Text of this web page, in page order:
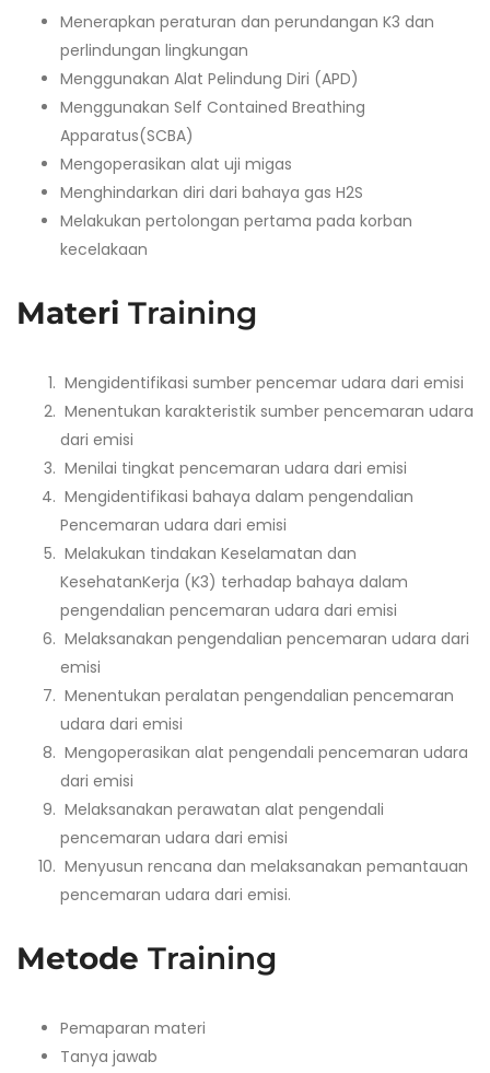
Menerapkan peraturan dan perundangan K3 dan
perlindungan lingkungan
Menggunakan Alat Pelindung Diri (APD)
Menggunakan Self Contained Breathing
Apparatus(SCBA)
Mengoperasikan alat uji migas
Menghindarkan diri dari bahaya gas H2S
Melakukan pertolongan pertama pada korban
kecelakaan
Materi Training
Mengidentifikasi sumber pencemar udara dari emisi
Menentukan karakteristik sumber pencemaran udara
dari emisi
Menilai tingkat pencemaran udara dari emisi
Mengidentifikasi bahaya dalam pengendalian
Pencemaran udara dari emisi
Melakukan tindakan Keselamatan dan
KesehatanKerja (K3) terhadap bahaya dalam
pengendalian pencemaran udara dari emisi
Melaksanakan pengendalian pencemaran udara dari
emisi
Menentukan peralatan pengendalian pencemaran
udara dari emisi
Mengoperasikan alat pengendali pencemaran udara
dari emisi
Melaksanakan perawatan alat pengendali
pencemaran udara dari emisi
Menyusun rencana dan melaksanakan pemantauan
pencemaran udara dari emisi.
Metode Training
Pemaparan materi
Tanya jawab